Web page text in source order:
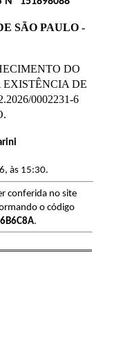
SÃO PAULO -
DO
EXISTÊNCIA DE
0002231-6
às 15:30.
conferida no site
o código
.